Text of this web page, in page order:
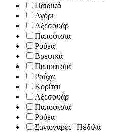
Παιδικά
Αγόρι
Αξεσουάρ
Παπούτσια
Ρούχα
Βρεφικά
Παπούτσια
Ρούχα
Κορίτσι
Αξεσουάρ
Παπούτσια
Ρούχα
Σαγιονάρες | Πέδιλα